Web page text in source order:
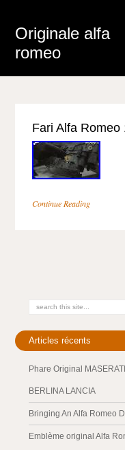
Originale alfa
romeo
Fari Alfa Romeo
Continue Reading
Articles récents
Phare Original
BERLINA LANCIA
Bringing An Alfa Romeo
Emblème original Alfa